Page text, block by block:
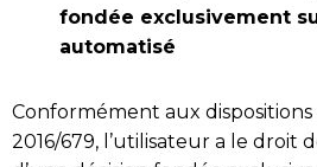
fondée exclusivement
automatisé
Conformément aux
2016/679, l’utilisateur a le droit